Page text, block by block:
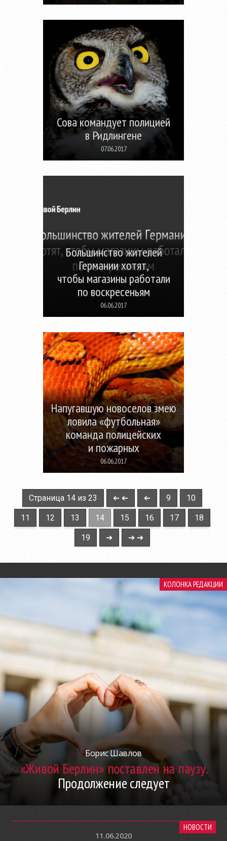
Сова командует полицией
в Ридлингене
07.06.2017
Большинство жителей
Германии хотят,
чтобы магазины работали
по воскресеньям
06.06.2017
Напугавшую новоселов змею
ловила «футбольная»
команда полицейских
и пожарных
06.06.2017
Страница 14 из 23 ➔ ➔ ➔ 9 10
11 12 13 14 15 16 17 18
19 ➔ ➔ ➔
КОЛОНКА РЕДАКЦИИ
Борис Шавлов
«Живой Берлин» поставлен на паузу.
Продолжение следует
НОВОСТИ
11.06.2020